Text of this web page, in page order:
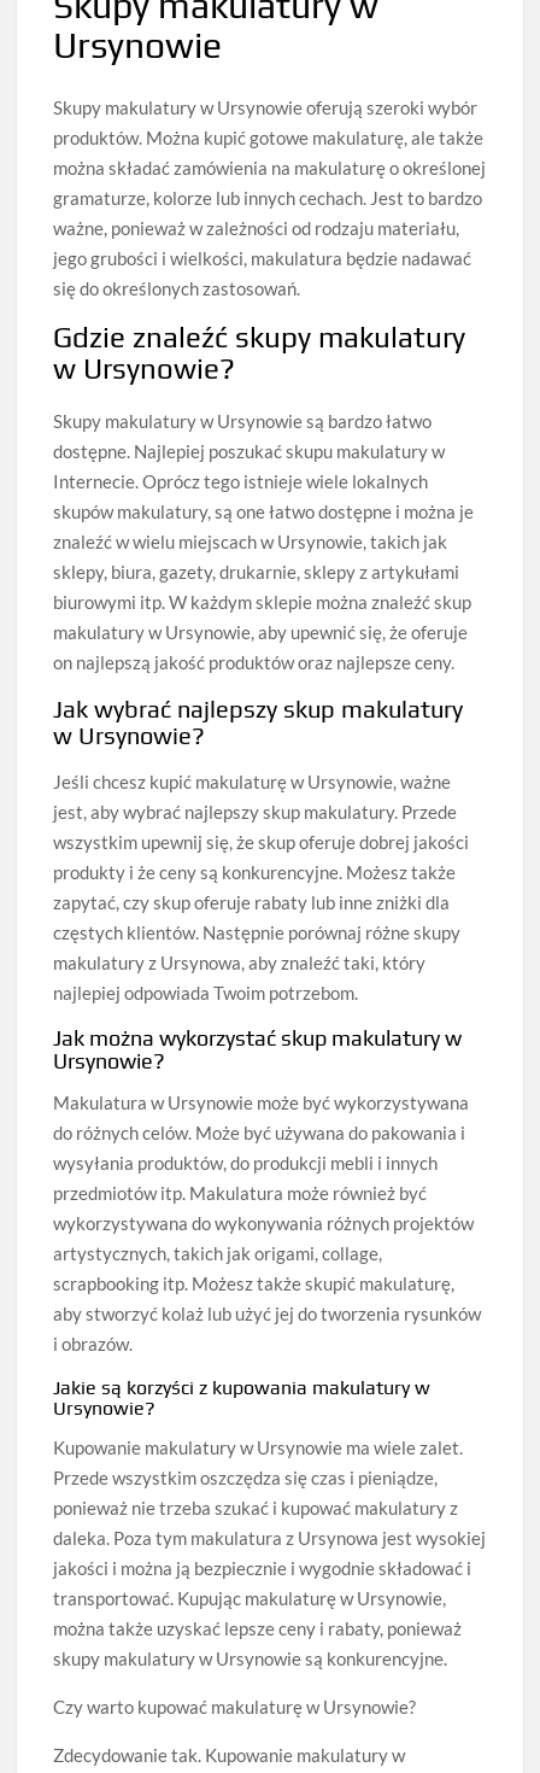
Ursynowie
Skupy makulatury w Ursynowie oferują szeroki wybór
produktów. Można kupić gotowe makulaturę, ale także
można składać zamówienia na makulaturę o określonej
gramaturze, kolorze lub innych cechach. Jest to bardzo
ważne, ponieważ w zależności od rodzaju materiału,
jego grubości i wielkości, makulatura będzie nadawać
się do określonych zastosowań.
Gdzie znaleźć skupy makulatury
w Ursynowie?
Skupy makulatury w Ursynowie są bardzo łatwo
dostępne. Najlepiej poszukać skupu makulatury w
Internecie. Oprócz tego istnieje wiele lokalnych
skupów makulatury, są one łatwo dostępne i można je
znaleźć w wielu miejscach w Ursynowie, takich jak
sklepy, biura, gazety, drukarnie, sklepy z artykułami
biurowymi itp. W każdym sklepie można znaleźć skup
makulatury w Ursynowie, aby upewnić się, że oferuje
on najlepszą jakość produktów oraz najlepsze ceny.
Jak wybrać najlepszy skup makulatury
w Ursynowie?
Jeśli chcesz kupić makulaturę w Ursynowie, ważne
jest, aby wybrać najlepszy skup makulatury. Przede
wszystkim upewnij się, że skup oferuje dobrej jakości
produkty i że ceny są konkurencyjne. Możesz także
zapytać, czy skup oferuje rabaty lub inne zniżki dla
częstych klientów. Następnie porównaj różne skupy
makulatury z Ursynowa, aby znaleźć taki, który
najlepiej odpowiada Twoim potrzebom.
Jak można wykorzystać skup makulatury w
Ursynowie?
Makulatura w Ursynowie może być wykorzystywana
do różnych celów. Może być używana do pakowania i
wysyłania produktów, do produkcji mebli i innych
przedmiotów itp. Makulatura może również być
wykorzystywana do wykonywania różnych projektów
artystycznych, takich jak origami, collage,
scrapbooking itp. Możesz także skupić makulaturę,
aby stworzyć kolaż lub użyć jej do tworzenia rysunków
i obrazów.
Jakie są korzyści z kupowania makulatury w
Ursynowie?
Kupowanie makulatury w Ursynowie ma wiele zalet.
Przede wszystkim oszczędza się czas i pieniądze,
ponieważ nie trzeba szukać i kupować makulatury z
daleka. Poza tym makulatura z Ursynowa jest wysokiej
jakości i można ją bezpiecznie i wygodnie składować i
transportować. Kupując makulaturę w Ursynowie,
można także uzyskać lepsze ceny i rabaty, ponieważ
skupy makulatury w Ursynowie są konkurencyjne.
Czy warto kupować makulaturę w Ursynowie?
Zdecydowanie tak. Kupowanie makulatury w